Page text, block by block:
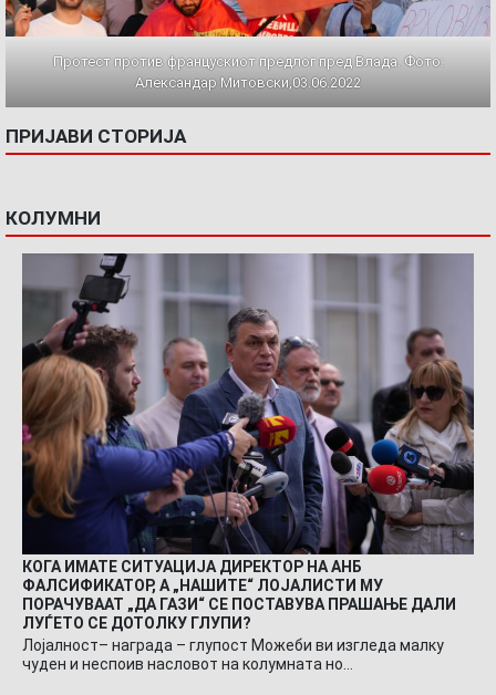
Протест против францускиот предлог пред Влада. Фото:
Александар Митовски,03.06.2022
ПРИЈАВИ СТОРИЈА
КОЛУМНИ
КОГА ИМАТЕ СИТУАЦИЈА ДИРЕКТОР НА АНБ
ФАЛСИФИКАТОР, А „НАШИТЕ“ ЛОЈАЛИСТИ МУ
ПОРАЧУВААТ „ДА ГАЗИ“ СЕ ПОСТАВУВА ПРАШАЊЕ ДАЛИ
ЛУЃЕТО СЕ ДОТОЛКУ ГЛУПИ?
Лојалност– награда – глупост Можеби ви изгледа малку
чуден и неспоив насловот на колумната но…